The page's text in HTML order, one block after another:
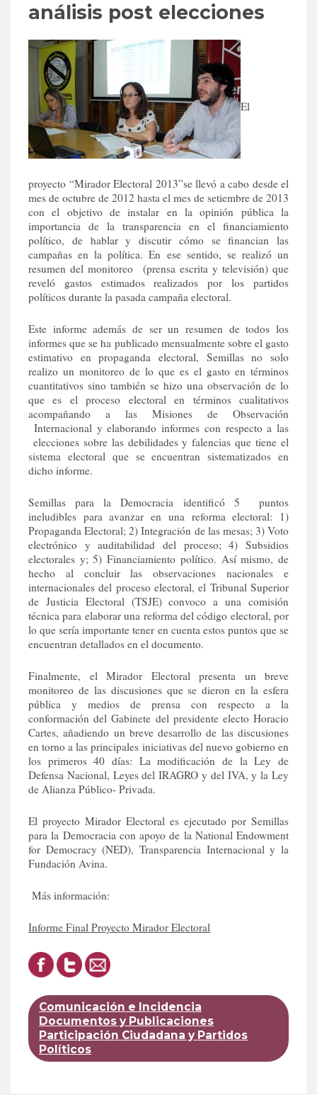
análisis post elecciones
El
proyecto “Mirador Electoral 2013”se llevó a cabo desde el
mes de octubre de 2012 hasta el mes de setiembre de 2013
con el objetivo de instalar en la opinión pública la
importancia de la transparencia en el financiamiento
político, de hablar y discutir cómo se financian las
campañas en la política. En ese sentido, se realizó un
resumen del monitoreo (prensa escrita y televisión) que
reveló gastos estimados realizados por los partidos
políticos durante la pasada campaña electoral.
Este informe además de ser un resumen de todos los
informes que se ha publicado mensualmente sobre el gasto
estimativo en propaganda electoral, Semillas no solo
realizo un monitoreo de lo que es el gasto en términos
cuantitativos sino también se hizo una observación de lo
que es el proceso electoral en términos cualitativos
acompañando a las Misiones de Observación
Internacional y elaborando informes con respecto a las
elecciones sobre las debilidades y falencias que tiene el
sistema electoral que se encuentran sistematizados en
dicho informe.
Semillas para la Democracia identificó 5 puntos
ineludibles para avanzar en una reforma electoral: 1)
Propaganda Electoral; 2) Integración de las mesas; 3) Voto
electrónico y auditabilidad del proceso; 4) Subsidios
electorales y; 5) Financiamiento político. Así mismo, de
hecho al concluir las observaciones nacionales e
internacionales del proceso electoral, el Tribunal Superior
de Justicia Electoral (TSJE) convoco a una comisión
técnica para elaborar una reforma del código electoral, por
lo que sería importante tener en cuenta estos puntos que se
encuentran detallados en el documento.
Finalmente, el Mirador Electoral presenta un breve
monitoreo de las discusiones que se dieron en la esfera
pública y medios de prensa con respecto a la
conformación del Gabinete del presidente electo Horacio
Cartes, añadiendo un breve desarrollo de las discusiones
en torno a las principales iniciativas del nuevo gobierno en
los primeros 40 días: La modificación de la Ley de
Defensa Nacional, Leyes del IRAGRO y del IVA, y la Ley
de Alianza Público- Privada.
El proyecto Mirador Electoral es ejecutado por Semillas
para la Democracia con apoyo de la National Endowment
for Democracy (NED), Transparencia Internacional y la
Fundación Avina.
Más información:
Informe Final Proyecto Mirador Electoral
Comunicación e Incidencia
Documentos y Publicaciones
Participación Ciudadana y Partidos
Políticos